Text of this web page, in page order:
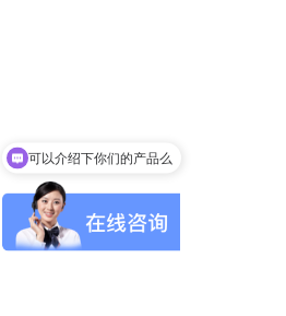
你们是怎么收费的呢